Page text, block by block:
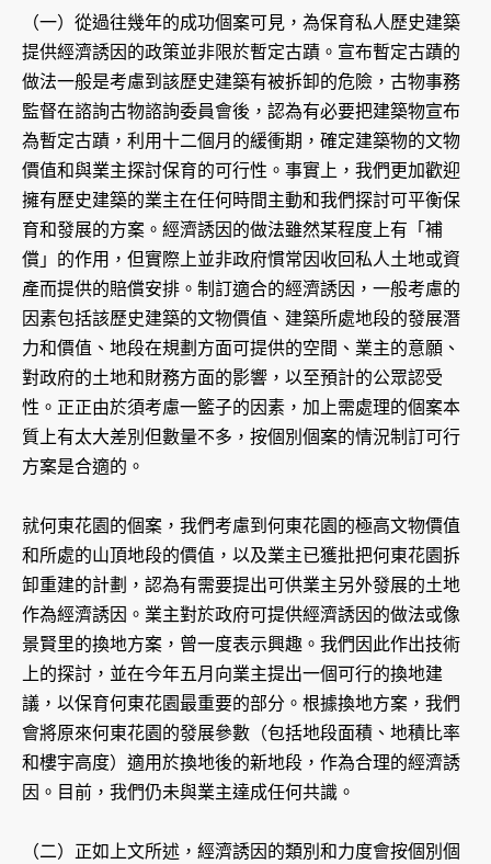
（一）從過往幾年的成功個案可見，為保育私人歷史建築
提供經濟誘因的政策並非限於暫定古蹟。宣布暫定古蹟的
做法一般是考慮到該歷史建築有被拆卸的危險，古物事務
監督在諮詢古物諮詢委員會後，認為有必要把建築物宣布
為暫定古蹟，利用十二個月的緩衝期，確定建築物的文物
價值和與業主探討保育的可行性。事實上，我們更加歡迎
擁有歷史建築的業主在任何時間主動和我們探討可平衡保
育和發展的方案。經濟誘因的做法雖然某程度上有「補
償」的作用，但實際上並非政府慣常因收回私人土地或資
產而提供的賠償安排。制訂適合的經濟誘因，一般考慮的
因素包括該歷史建築的文物價值、建築所處地段的發展潛
力和價值、地段在規劃方面可提供的空間、業主的意願、
對政府的土地和財務方面的影響，以至預計的公眾認受
性。正正由於須考慮一籃子的因素，加上需處理的個案本
質上有太大差別但數量不多，按個別個案的情況制訂可行
方案是合適的。
就何東花園的個案，我們考慮到何東花園的極高文物價值
和所處的山頂地段的價值，以及業主已獲批把何東花園拆
卸重建的計劃，認為有需要提出可供業主另外發展的土地
作為經濟誘因。業主對於政府可提供經濟誘因的做法或像
景賢里的換地方案，曾一度表示興趣。我們因此作出技術
上的探討，並在今年五月向業主提出一個可行的換地建
議，以保育何東花園最重要的部分。根據換地方案，我們
會將原來何東花園的發展參數（包括地段面積、地積比率
和樓宇高度）適用於換地後的新地段，作為合理的經濟誘
因。目前，我們仍未與業主達成任何共識。
（二）正如上文所述，經濟誘因的類別和力度會按個別個